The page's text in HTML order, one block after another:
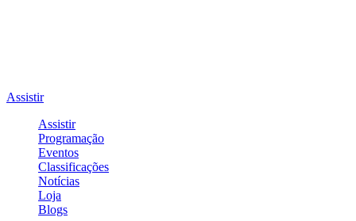
Assistir
Assistir
Programação
Eventos
Classificações
Notícias
Loja
Blogs